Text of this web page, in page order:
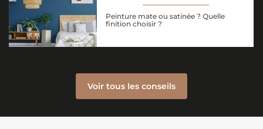
Peinture mate ou satinée ? Quelle
finition choisir ?
Voir tous les conseils